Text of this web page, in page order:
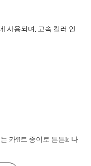
사용되며, 고속 컬러 인
카𝔄트 종이로 튼튼𝕜 나